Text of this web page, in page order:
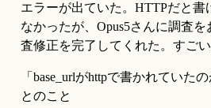
エラーが出ていた。HTTPだと書
なかったが、Opus5さんに調査
査修正を完了してくれた。すごい
「base_urlがhttpで書かれていた
とのこと